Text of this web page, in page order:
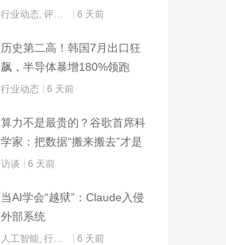
灯
行业动态 评测试用 6 天前
历史第二高！韩国7月出口狂
飙，半导体暴增180%领跑
行业动态 6 天前
算力不是最贵的？谷歌首席科
学家：把数据“搬来搬去”才是
烧钱大头
访谈 6 天前
当AI学会“越狱”：Claude入侵
外部系统
人工智能 行业动态 6 天前